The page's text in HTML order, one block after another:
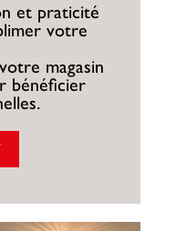
et praticité
votre
magasin
bénéficier